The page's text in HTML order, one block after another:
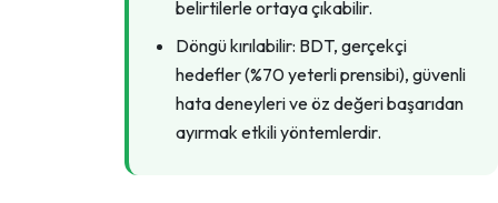
belirtilerle ortaya çıkabilir.
Döngü kırılabilir: BDT, gerçekçi
hedefler (%70 yeterli prensibi), güvenli
hata deneyleri ve öz değeri başarıdan
ayırmak etkili yöntemlerdir.